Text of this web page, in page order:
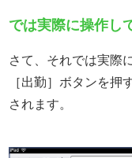
では実際に操作し
さて、それでは実際
［出勤］ボタンを押
されます。